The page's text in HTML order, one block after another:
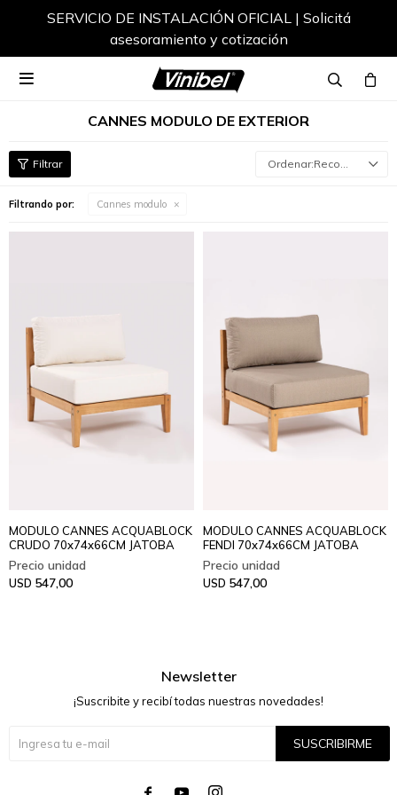
SERVICIO DE INSTALACIÓN OFICIAL | Solicitá
asesoramiento y cotización

CANNES MODULO DE EXTERIOR
Recomendados
Filtrando por: Cannes modulo
MODULO CANNES ACQUABLOCK
CRUDO 70x74x66CM JATOBA
USD 547,00
MODULO CANNES ACQUABLOCK
FENDI 70x74x66CM JATOBA
USD 547,00
Newsletter
¡Suscribite y recibí todas nuestras novedades!
SUSCRIBIRME
  